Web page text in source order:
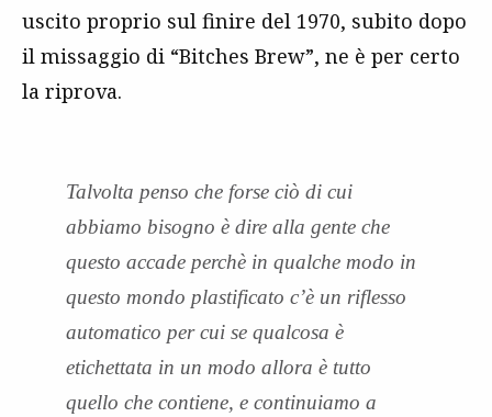
uscito proprio sul finire del 1970, subito dopo
il missaggio di “Bitches Brew”, ne è per certo
la riprova.
Talvolta penso che forse ciò di cui
abbiamo bisogno è dire alla gente che
questo accade perchè in qualche modo in
questo mondo plastificato c’è un riflesso
automatico per cui se qualcosa è
etichettata in un modo allora è tutto
quello che contiene, e continuiamo a